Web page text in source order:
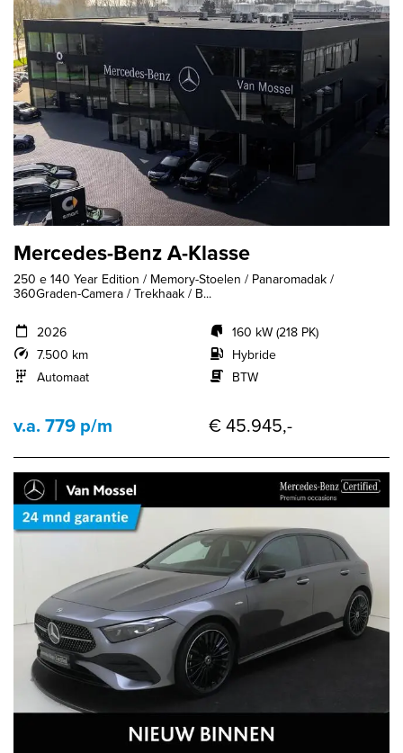
Mercedes-Benz A-Klasse
250 e 140 Year Edition / Memory-Stoelen / Panaromadak /
360Graden-Camera / Trekhaak / B...
2026
7.500 km
Automaat
160 kW (218 PK)
Hybride
BTW
v.a. 779 p/m € 45.945,-